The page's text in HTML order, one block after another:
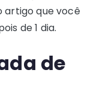
artigo que você
de 1 dia.
de